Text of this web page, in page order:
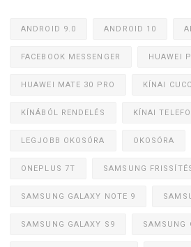
ANDROID 9.0 ANDROID 10
FACEBOOK MESSENGER HUAWEI
HUAWEI MATE 30 PRO KÍNAI
KÍNÁBÓL RENDELÉS KÍNAI
LEGJOBB OKOSÓRA OKOSÓRA
ONEPLUS 7T SAMSUNG
SAMSUNG GALAXY NOTE 9
SAMSUNG GALAXY S9 SAMSUNG